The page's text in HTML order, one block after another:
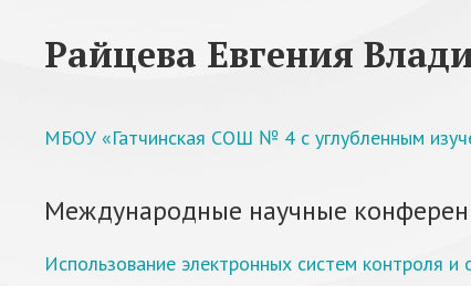
Райцева Евгения
МБОУ «Гатчинская СОШ № 4 с углубленным
Международные научные
Использование электронных систем контроля